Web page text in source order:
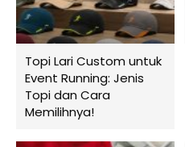
Topi Lari Custom untuk
Event Running: Jenis
Topi dan Cara
Memilihnya!